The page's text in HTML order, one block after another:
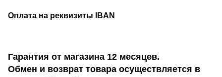
Оплата на реквизиты IBAN
Гарантия от магазина 12 месяцев.
Обмен и возврат товара осуществляется в